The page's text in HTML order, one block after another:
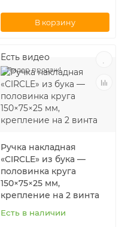
В корзину
Есть видео
Лидер продаж!
Ручка накладная
«CIRCLE» из бука —
половинка круга
150×75×25 мм,
крепление на 2 винта
Есть в наличии